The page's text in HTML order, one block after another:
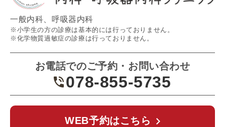
一般内科、呼吸器内科
※小学生の方の診療は基本的には行っておりません。
※化学物質過敏症の診療は行っておりません。
お電話でのご予約・お問い合わせ
078-855-5735
WEB予約はこちら